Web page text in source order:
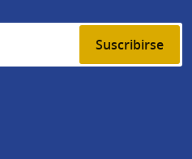
Suscribirse